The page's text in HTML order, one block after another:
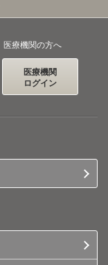
医療機関の方へ
医療機関
ログイン